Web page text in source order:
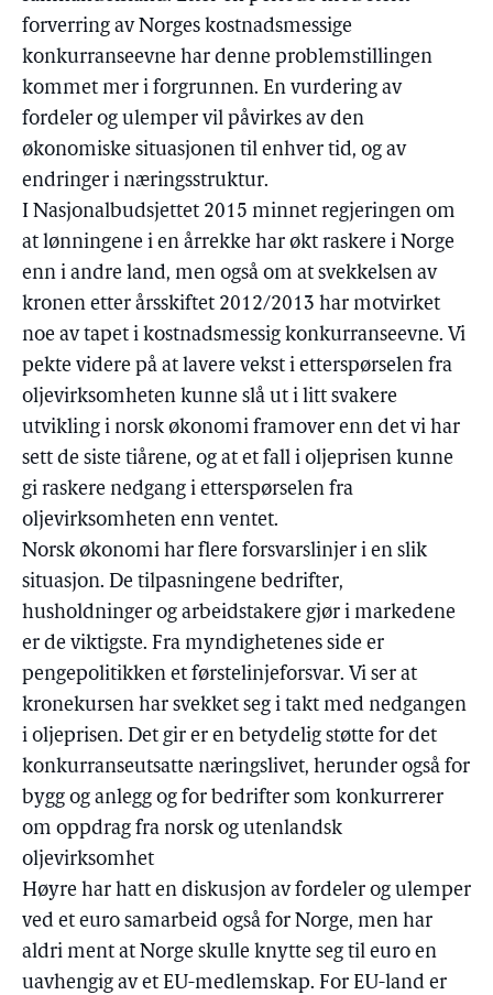
forverring av Norges kostnadsmessige
konkurranseevne har denne problemstillingen
kommet mer i forgrunnen. En vurdering av
fordeler og ulemper vil påvirkes av den
økonomiske situasjonen til enhver tid, og av
endringer i næringsstruktur.
I Nasjonalbudsjettet 2015 minnet regjeringen om
at lønningene i en årrekke har økt raskere i Norge
enn i andre land, men også om at svekkelsen av
kronen etter årsskiftet 2012/2013 har motvirket
noe av tapet i kostnadsmessig konkurranseevne. Vi
pekte videre på at lavere vekst i etterspørselen fra
oljevirksomheten kunne slå ut i litt svakere
utvikling i norsk økonomi framover enn det vi har
sett de siste tiårene, og at et fall i oljeprisen kunne
gi raskere nedgang i etterspørselen fra
oljevirksomheten enn ventet.
Norsk økonomi har flere forsvarslinjer i en slik
situasjon. De tilpasningene bedrifter,
husholdninger og arbeidstakere gjør i markedene
er de viktigste. Fra myndighetenes side er
pengepolitikken et førstelinjeforsvar. Vi ser at
kronekursen har svekket seg i takt med nedgangen
i oljeprisen. Det gir er en betydelig støtte for det
konkurranseutsatte næringslivet, herunder også for
bygg og anlegg og for bedrifter som konkurrerer
om oppdrag fra norsk og utenlandsk
oljevirksomhet
Høyre har hatt en diskusjon av fordeler og ulemper
ved et euro samarbeid også for Norge, men har
aldri ment at Norge skulle knytte seg til euro en
uavhengig av et EU-medlemskap. For EU-land er